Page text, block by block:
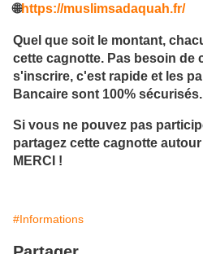
🌐https://muslimsadaquah.fr/
Quel que soit le montant,
cette cagnotte. Pas besoin de
s'inscrire, c'est rapide et les
Bancaire sont 100% sécurisés
Si vous ne pouvez pas
partagez cette cagnotte
MERCI !
#Informations